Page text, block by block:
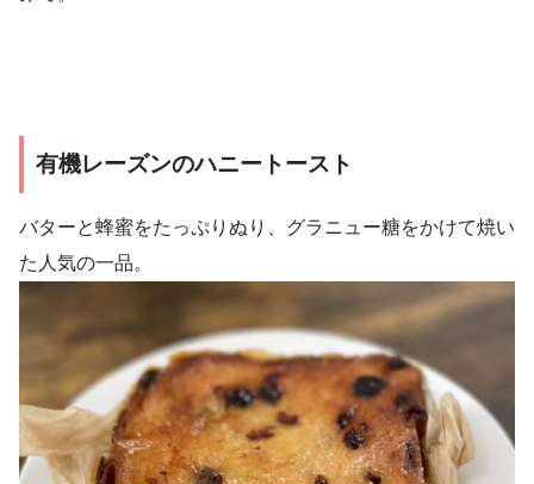
有機レーズンのハニートースト
バターと蜂蜜をたっぷりぬり、グラニュー糖をかけて焼い
た人気の一品。